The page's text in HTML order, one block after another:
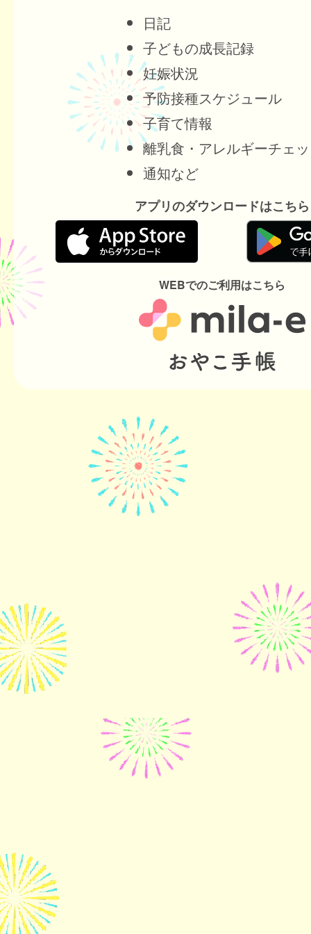
日記
子どもの成長記録
妊娠状況
予防接種スケジュール
子育て情報
離乳食・アレルギーチェ
通知など
アプリのダウンロードはこちら
WEBでのご利用はこちら